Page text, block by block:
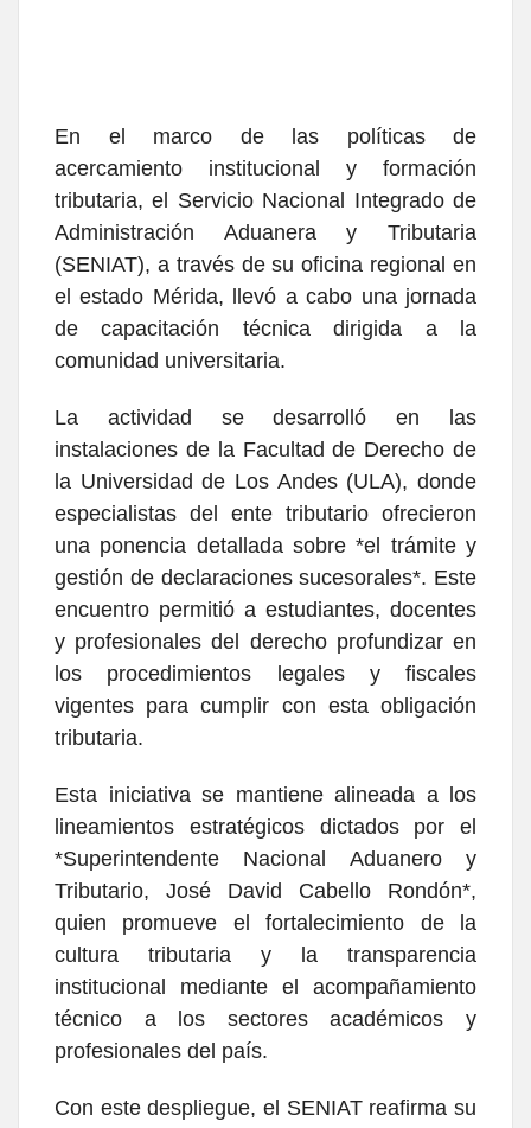
En el marco de las políticas de
acercamiento institucional y formación
tributaria, el Servicio Nacional Integrado de
Administración Aduanera y Tributaria
(SENIAT), a través de su oficina regional en
el estado Mérida, llevó a cabo una jornada
de capacitación técnica dirigida a la
comunidad universitaria.
​La actividad se desarrolló en las
instalaciones de la Facultad de Derecho de
la Universidad de Los Andes (ULA), donde
especialistas del ente tributario ofrecieron
una ponencia detallada sobre *el trámite y
gestión de declaraciones sucesorales*. Este
encuentro permitió a estudiantes, docentes
y profesionales del derecho profundizar en
los procedimientos legales y fiscales
vigentes para cumplir con esta obligación
tributaria.
​Esta iniciativa se mantiene alineada a los
lineamientos estratégicos dictados por el
*Superintendente Nacional Aduanero y
Tributario, José David Cabello Rondón*,
quien promueve el fortalecimiento de la
cultura tributaria y la transparencia
institucional mediante el acompañamiento
técnico a los sectores académicos y
profesionales del país.
​Con este despliegue, el SENIAT reafirma su